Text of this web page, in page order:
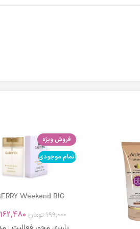
فروش ویژه
اتمام موجودی
Weekend BIG
199,000 تومان 162,480